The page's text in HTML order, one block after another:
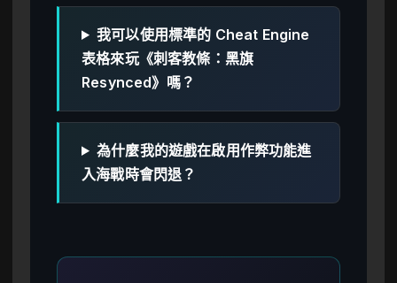
我可以使用標準的 Cheat Engine
表格來玩《刺客教條：黑旗
Resynced》嗎？
為什麼我的遊戲在啟用作弊功能進
入海戰時會閃退？